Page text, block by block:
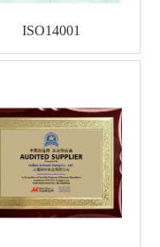
ISO14001